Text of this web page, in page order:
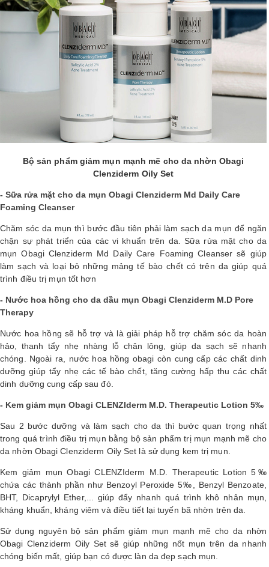
Z
Bộ sản phẩm giảm mụn mạnh mẽ cho da nhờn Obagi
Clenziderm Oily Set
- Sữa rửa mặt cho da mụn Obagi Clenziderm Md Daily Care
Foaming Cleanser
Chăm sóc da mụn thì bước đầu tiên phải làm sạch da mụn để ngăn
chặn sự phát triển của các vi khuẩn trên da. Sữa rửa mặt cho da
mụn Obagi Clenziderm Md Daily Care Foaming Cleanser sẽ giúp
làm sạch và loại bỏ những mảng tế bào chết có trên da giúp quá
trình điều trị mụn tốt hơn
- Nước hoa hồng cho da dầu mụn Obagi Clenziderm M.D Pore
Therapy
Nước hoa hồng sẽ hỗ trợ và là giải pháp hỗ trợ chăm sóc da hoàn
hảo, thanh tẩy nhẹ nhàng lỗ chân lông, giúp da sạch sẽ nhanh
chóng. Ngoài ra, nước hoa hồng obagi còn cung cấp các chất dinh
dưỡng giúp tẩy nhẹ các tế bào chết, tăng cường hấp thu các chất
dinh dưỡng cung cấp sau đó.
- Kem giảm mụn Obagi CLENZIderm M.D. Therapeutic Lotion 5‰
Sau 2 bước dưỡng và làm sạch cho da thì bước quan trọng nhất
trong quá trình điều trị mụn bằng bộ sản phẩm trị mụn mạnh mẽ cho
da nhờn Obagi Clenziderm Oily Set là sử dụng kem trị mụn.
Kem giảm mụn Obagi CLENZIderm M.D. Therapeutic Lotion 5‰
chứa các thành phần như Benzoyl Peroxide 5‰, Benzyl Benzoate,
BHT, Dicaprylyl Ether,... giúp đẩy nhanh quá trình khô nhân mụn,
kháng khuẩn, kháng viêm và điều tiết lại tuyến bã nhờn trên da.
Sử dụng nguyên bộ sản phẩm giảm mụn mạnh mẽ cho da nhờn
Obagi Clenziderm Oily Set sẽ giúp những nốt mụn trên da nhanh
chóng biến mất, giúp bạn có được làn da đẹp sạch mụn.